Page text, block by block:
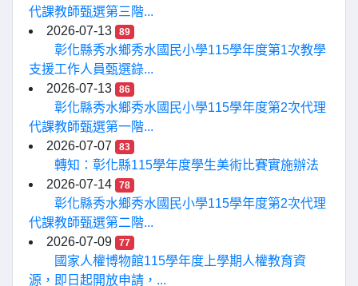
代課教師甄選第三階...
2026-07-13
89
彰化縣秀水鄉秀水國民小學115學年度第1次教學
支援工作人員甄選錄...
2026-07-13
86
彰化縣秀水鄉秀水國民小學115學年度第2次代理
代課教師甄選第一階...
2026-07-07
83
轉知：彰化縣115學年度學生美術比賽實施辦法
2026-07-14
78
彰化縣秀水鄉秀水國民小學115學年度第2次代理
代課教師甄選第二階...
2026-07-09
77
國家人權博物館115學年度上學期人權教育資
源，即日起開放申請，...